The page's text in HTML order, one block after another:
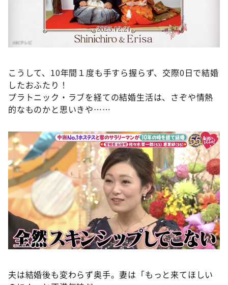
こうして、10年間１度も手すら握らず、交際0日で結婚
したおふたり！
プラトニック・ラブを経ての結婚生活は、さぞや情熱
的なものかと思いきや……
夫は結婚後も変わらず奥手。妻は「もっと来てほしい